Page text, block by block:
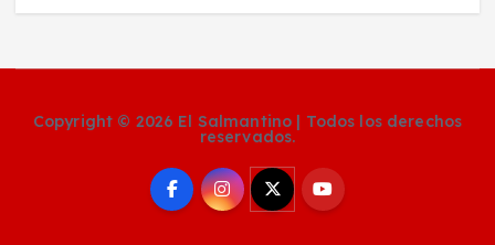
Copyright © 2026 El Salmantino | Todos los derechos
reservados.